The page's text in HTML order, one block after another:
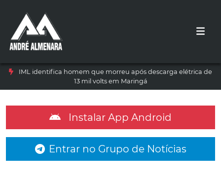
IML identifica homem que morreu após descarga elétrica de
13 mil volts em Maringá
Instalar App Android
Entrar no Grupo de Notícias